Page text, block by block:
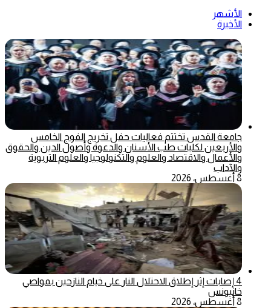
الأشهر
الأخيرة
جامعة القدس تختتم فعاليات حفل تخريج الفوج الخامس
والأربعين لكليات طب الأسنان والدعوة وأصول الدين والحقوق
والأعمال والاقتصاد والعلوم والتكنولوجيا والعلوم التربوية
والآداب
8 أغسطس، 2026
4 إصابات إثر إطلاق الاحتلال النار على خيام النازحين بمواصي
خانيونس
8 أغسطس، 2026